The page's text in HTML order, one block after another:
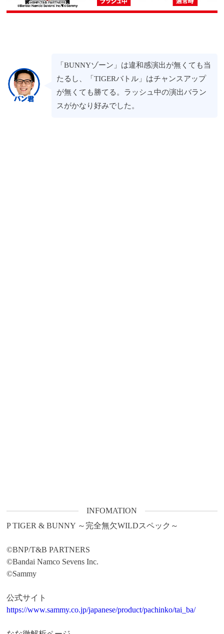
「BUNNYゾーン」は違和感演出が無くても当
たるし、「TIGERバトル」はチャンスアップ
が無くても勝てる。ラッシュ中の演出バラン
スがかなり好みでした。
INFOMATION
P TIGER & BUNNY ～完全無欠WILDスペック～
©BNP/T&B PARTNERS
©Bandai Namco Sevens Inc.
©Sammy
https://www.sammy.co.jp/japanese/product/pachinko/tai_ba/